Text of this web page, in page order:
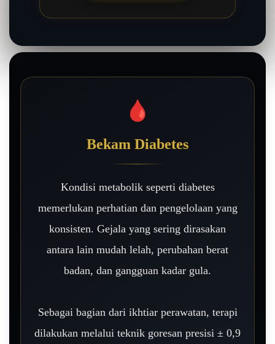
🩸
Bekam Diabetes
Kondisi metabolik seperti diabetes
memerlukan perhatian dan pengelolaan yang
konsisten. Gejala yang sering dirasakan
antara lain mudah lelah, perubahan berat
badan, dan gangguan kadar gula.
Sebagai bagian dari ikhtiar perawatan, terapi
dilakukan melalui teknik goresan presisi ± 0,9